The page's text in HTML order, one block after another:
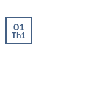
01
Th1